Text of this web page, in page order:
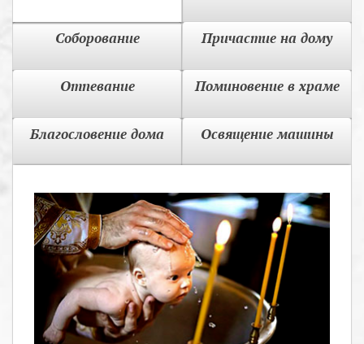
Соборование Причастие на дому
Отпевание Поминовение в храме
Благословение дома Освящение машины